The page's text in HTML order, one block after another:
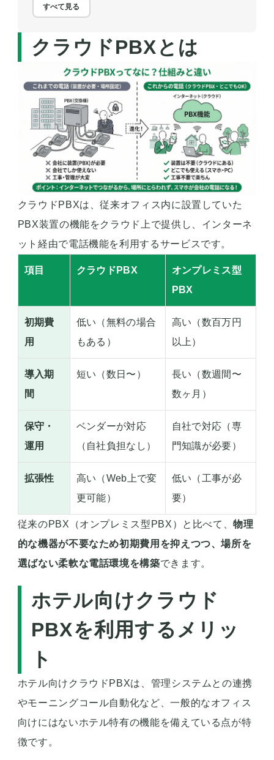
すべて見る
クラウドPBXとは
クラウドPBXは、従来オフィス内に設置していた
PBX装置の機能をクラウド上で提供し、インターネ
ット経由で電話機能を利用するサービスです。
項目 クラウドPBX
オンプレミス型
PBX
初期費
用
低い（無料の場合
もある）
高い（数百万円
以上）
導入期
間
短い（数日〜）
長い（数週間〜
数ヶ月）
保守・
運用
ベンダーが対応
（自社負担なし）
自社で対応（専
門知識が必要）
拡張性
高い（Web上で変
更可能）
低い（工事が必
要）
従来のPBX（オンプレミス型PBX）と比べて、物理
的な機器が不要なため初期費用を抑えつつ、場所を
選ばない柔軟な電話環境を構築できます。
ホテル向けクラウド
PBXを利用するメリッ
ト
ホテル向けクラウドPBXは、管理システムとの連携
やモーニングコール自動化など、一般的なオフィス
向けにはないホテル特有の機能を備えている点が特
徴です。